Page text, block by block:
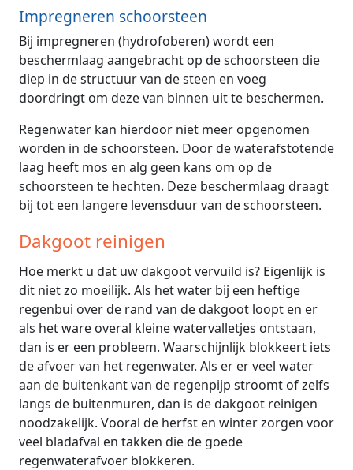
Impregneren schoorsteen
Bij impregneren (hydrofoberen) wordt een
beschermlaag aangebracht op de schoorsteen die
diep in de structuur van de steen en voeg
doordringt om deze van binnen uit te beschermen.
Regenwater kan hierdoor niet meer opgenomen
worden in de schoorsteen. Door de waterafstotende
laag heeft mos en alg geen kans om op de
schoorsteen te hechten. Deze beschermlaag draagt
bij tot een langere levensduur van de schoorsteen.
Dakgoot reinigen
Hoe merkt u dat uw dakgoot vervuild is? Eigenlijk is
dit niet zo moeilijk. Als het water bij een heftige
regenbui over de rand van de dakgoot loopt en er
als het ware overal kleine watervalletjes ontstaan,
dan is er een probleem. Waarschijnlijk blokkeert iets
de afvoer van het regenwater. Als er er veel water
aan de buitenkant van de regenpijp stroomt of zelfs
langs de buitenmuren, dan is de dakgoot reinigen
noodzakelijk. Vooral de herfst en winter zorgen voor
veel bladafval en takken die de goede
regenwaterafvoer blokkeren.